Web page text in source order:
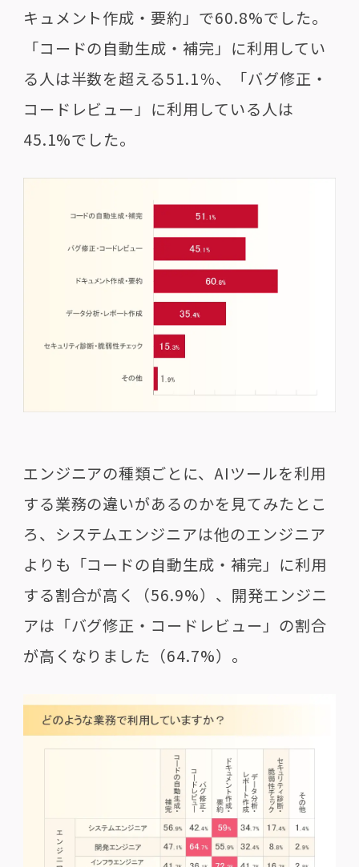
キュメント作成・要約」で60.8%でした。
「コードの自動生成・補完」に利用してい
る人は半数を超える51.1％、「バグ修正・
コードレビュー」に利用している人は
45.1%でした。
エンジニアの種類ごとに、AIツールを利用
する業務の違いがあるのかを見てみたとこ
ろ、システムエンジニアは他のエンジニア
よりも「コードの自動生成・補完」に利用
する割合が高く（56.9%）、開発エンジニ
アは「バグ修正・コードレビュー」の割合
が高くなりました（64.7%）。